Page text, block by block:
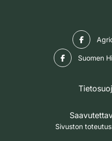
Suomen
Sivuston